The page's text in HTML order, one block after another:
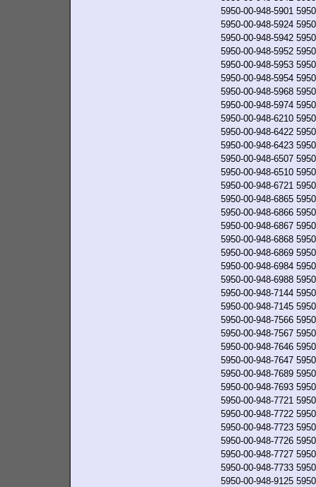
5950-00-948-5901
5950-00-948-5924
5950-00-948-5942
5950-00-948-5952
5950-00-948-5953
5950-00-948-5954
5950-00-948-5968
5950-00-948-5974
5950-00-948-6210
5950-00-948-6422
5950-00-948-6423
5950-00-948-6507
5950-00-948-6510
5950-00-948-6721
5950-00-948-6865
5950-00-948-6866
5950-00-948-6867
5950-00-948-6868
5950-00-948-6869
5950-00-948-6984
5950-00-948-6988
5950-00-948-7144
5950-00-948-7145
5950-00-948-7566
5950-00-948-7567
5950-00-948-7646
5950-00-948-7647
5950-00-948-7689
5950-00-948-7693
5950-00-948-7721
5950-00-948-7722
5950-00-948-7723
5950-00-948-7726
5950-00-948-7727
5950-00-948-7733
5950-00-948-9125